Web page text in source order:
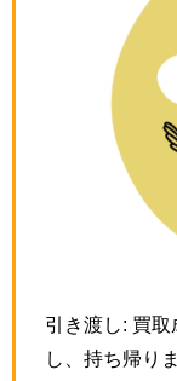
引き渡し: 買
し、持ち帰り